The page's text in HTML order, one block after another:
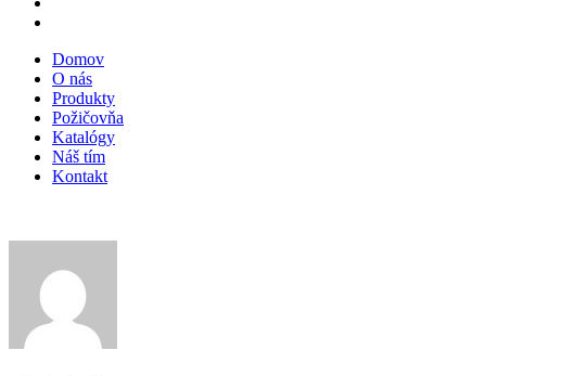
Domov
O nás
Produkty
Požičovňa
Katalógy
Náš tím
Kontakt